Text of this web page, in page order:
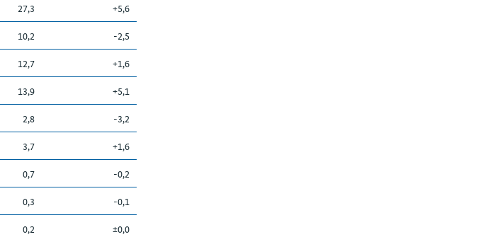
27,3
+5,6
10,2
-2,5
12,7
+1,6
13,9
+5,1
2,8
-3,2
3,7
+1,6
0,7
-0,2
0,3
-0,1
0,2
±0,0